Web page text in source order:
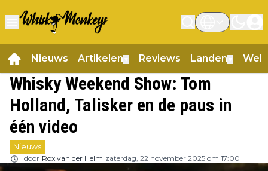
Nieuws Artikelen Reviews Landen
Whisky Weekend Show: Tom
Holland, Talisker en de paus in
één video
Nieuws
door Rox van der Helm zaterdag, 22 november 2025 om 17:00